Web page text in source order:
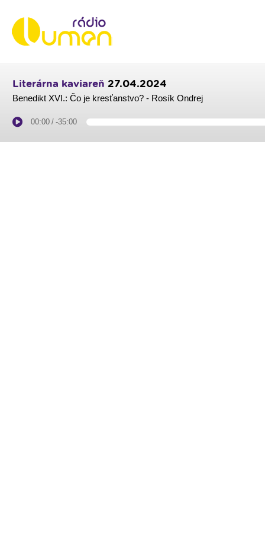
Literárna kaviareň 27.04.2024
Benedikt XVI.: Čo je kresťanstvo? - Rosík Ondrej
00:00 / -35:00